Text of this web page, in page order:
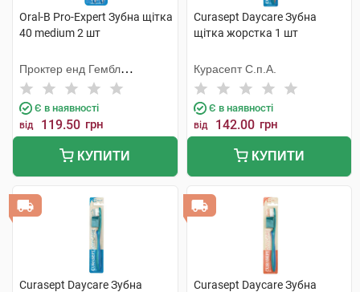
Oral-B Pro-Expert Зубна щітка
40 medium 2 шт
Проктер енд Гембл
Меньюфекчурінг
Є в наявності
від 119.50 грн
КУПИТИ
Curasept Daycare Зубна
щітка жорстка 1 шт
Курасепт С.п.А.
Є в наявності
від 142.00 грн
КУПИТИ
Curasept Daycare Зубна
Curasept Daycare Зубна